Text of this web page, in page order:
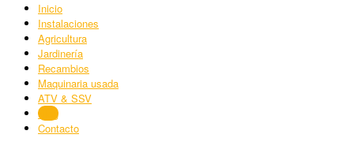
Inicio
Instalaciones
Agricultura
Jardinería
Recambios
Maquinaria usada
ATV & SSV
Blog
Contacto